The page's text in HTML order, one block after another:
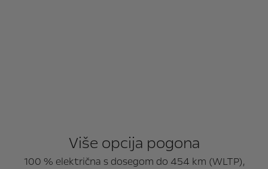
Više opcija pogona
100 % električna s dosegom do 454 km (WLTP),